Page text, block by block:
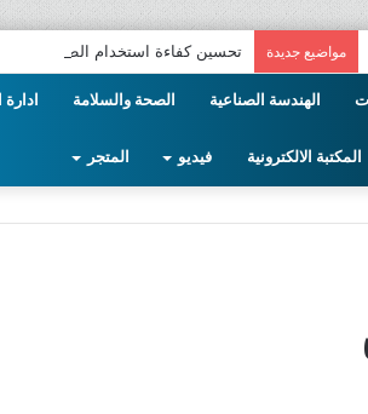
مواضيع جديدة تحسين كفاءة استخدام الطاقة في
الهندسة الصناعية الصحة والسلامة
المكتبة الالكترونية فيديو المتجر